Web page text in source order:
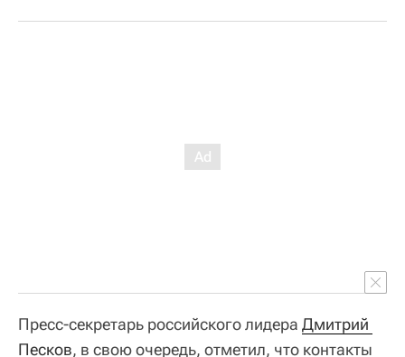
Пресс-секретарь российского лидера Дмитрий
Песков, в свою очередь, отметил, что контакты